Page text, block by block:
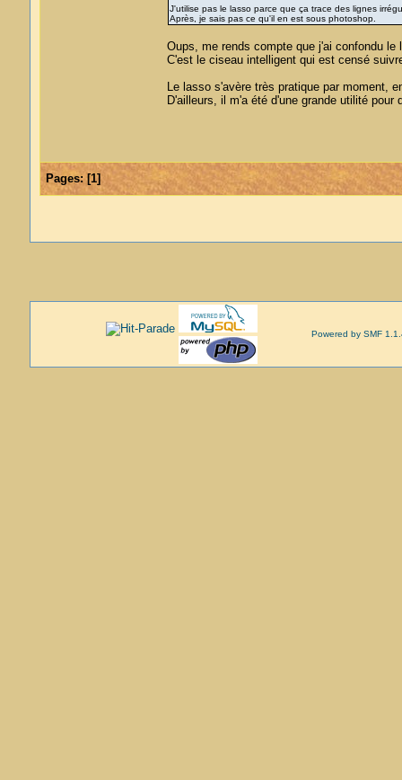
J'utilise pas le lasso parce que ça trace des lignes
Après, je sais pas ce qu'il en est sous photoshop.
Oups, me rends compte que j'ai confondu
C'est le ciseau intelligent qui est censé
Le lasso s'avère très pratique par moment,
D'ailleurs, il m'a été d'une grande utilité
Pages:[1]
Powered by SMF